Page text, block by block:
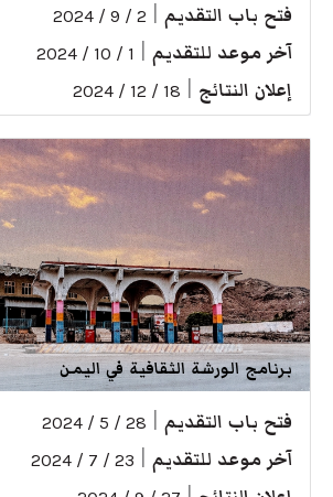
فتح باب التقديم 2 / 9 / 2024
آخر موعد للتقديم 1 / 10 / 2024
إعلان النتائج 18 / 12 / 2024
برنامج الورشة الثقافية في اليمن
فتح باب التقديم 28 / 5 / 2024
آخر موعد للتقديم 23 / 7 / 2024